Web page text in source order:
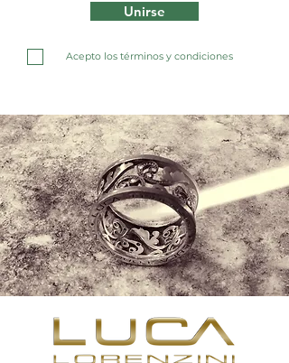
Unirse
Acepto los términos y condiciones